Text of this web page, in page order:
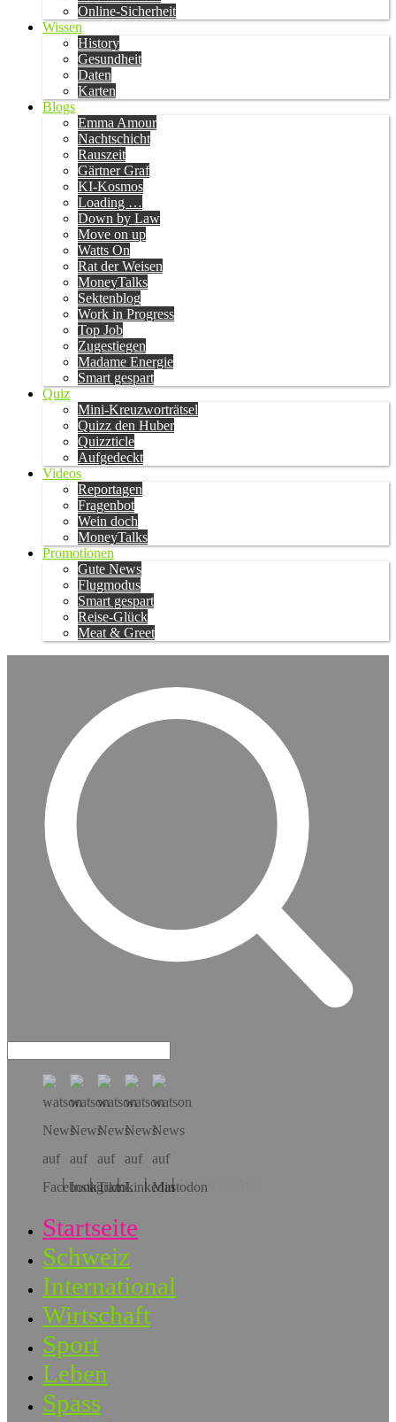
Online-Sicherheit
Wissen
History
Gesundheit
Daten
Karten
Blogs
Emma Amour
Nachtschicht
Rauszeit
Gärtner Graf
KI-Kosmos
Loading …
Down by Law
Move on up
Watts On
Rat der Weisen
MoneyTalks
Sektenblog
Work in Progress
Top Job
Zugestiegen
Madame Energie
Smart gespart
Quiz
Mini-Kreuzworträtsel
Quizz den Huber
Quizzticle
Aufgedeckt
Videos
Reportagen
Fragenbot
Wein doch
MoneyTalks
Promotionen
Gute News
Flugmodus
Smart gespart
Reise-Glück
Meat & Greet
Hol dir die App!
Startseite
Schweiz
International
Wirtschaft
Sport
Leben
Spass